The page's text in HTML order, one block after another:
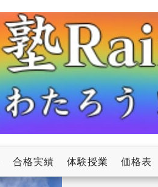
合格実績 体験授業 価格表